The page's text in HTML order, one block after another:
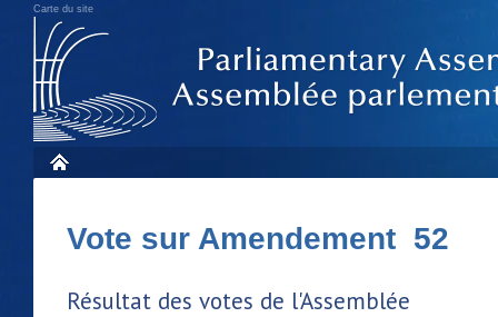
Carte du site
Vote sur Amendement 52
Résultat des votes de l'Assemblée